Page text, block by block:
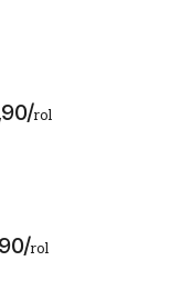
/rol
/rol